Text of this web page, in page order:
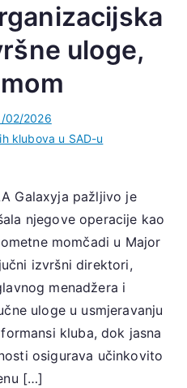
uloge,
02/2026
klubova u SAD-u
Galaxyja pažljivo je
njegove operacije kao
momčadi u Major
izvršni direktori,
menadžera i
uloge u usmjeravanju
kluba, dok jasna
osigurava učinkovito
[…]